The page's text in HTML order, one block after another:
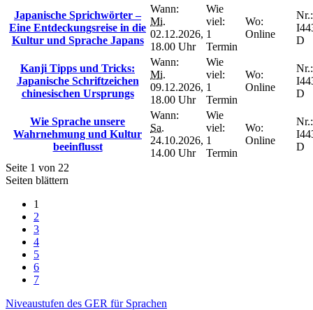
Japanische Sprichwörter –
Eine Entdeckungsreise in die
Kultur und Sprache Japans
Wann:
Mi.
02.12.2026,
18.00 Uhr
Wie
viel:
1
Termin
Wo:
Online
Nr.:
D
Kanji Tipps und Tricks:
Japanische Schriftzeichen
chinesischen Ursprungs
Wann:
Mi.
09.12.2026,
18.00 Uhr
Wie
viel:
1
Termin
Wo:
Online
Nr.:
D
Wie Sprache unsere
Wahrnehmung und Kultur
beeinflusst
Wann:
Sa.
24.10.2026,
14.00 Uhr
Wie
viel:
1
Termin
Wo:
Online
Nr.:
D
Seite 1 von 22
Seiten blättern
1
2
3
4
5
6
7
Niveaustufen des GER für Sprachen